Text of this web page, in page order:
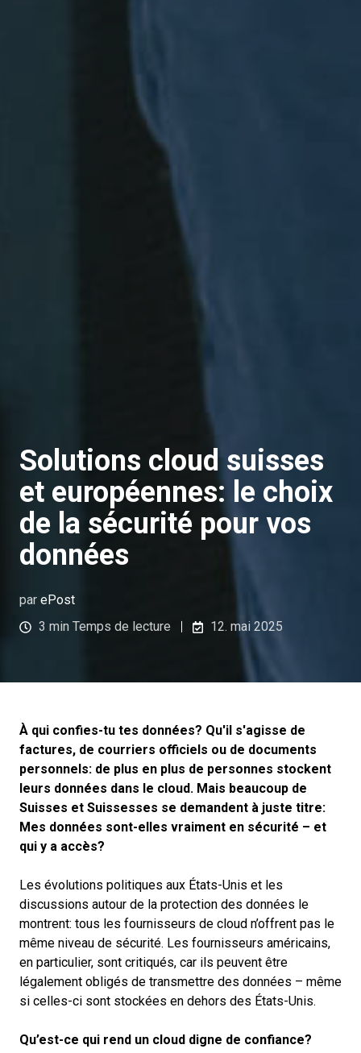
Solutions cloud suisses
et européennes: le choix
de la sécurité pour vos
données
par ePost
3 min Temps de lecture
12. mai 2025
À qui confies-tu tes données? Qu'il s'agisse de
factures, de courriers officiels ou de documents
personnels: de plus en plus de personnes stockent
leurs données dans le cloud. Mais beaucoup de
Suisses et Suissesses se demandent à juste titre:
Mes données sont-elles vraiment en sécurité – et
qui y a accès?
Les évolutions politiques aux États-Unis et les
discussions autour de la protection des données le
montrent: tous les fournisseurs de cloud n’offrent pas le
même niveau de sécurité. Les fournisseurs américains,
en particulier, sont critiqués, car ils peuvent être
légalement obligés de transmettre des données – même
si celles-ci sont stockées en dehors des États-Unis.
Qu’est-ce qui rend un cloud digne de confiance?